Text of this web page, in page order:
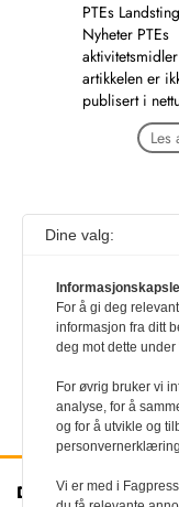
PTEs Landsting
Nyheter PTEs
artikkelen er
publisert i
Les
Den norske
Dine valg:
For å gi deg
informasjon fra ditt
deg mot dette
For øvrig bruker vi
analyse, for å
og for å utvikle og
Vi er med i